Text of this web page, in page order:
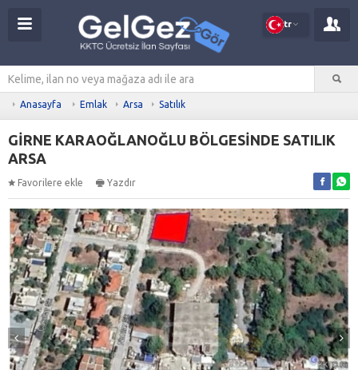
tr
Anasayfa Emlak Arsa Satılık
GİRNE KARAOĞLANOĞLU BÖLGESİNDE SATILIK
ARSA
Favorilere ekle Yazdır